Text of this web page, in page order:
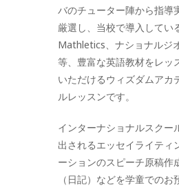
バのチューター陣から指導
厳選し、当校で導入してい
Mathletics、ナショナルジ
等、豊富な英語教材をレッ
いただけるウィズダムアカ
ルレッスンです。
インターナショナルスクー
出されるエッセイライティ
ーションのスピーチ原稿作
（日記）などを学童でのお